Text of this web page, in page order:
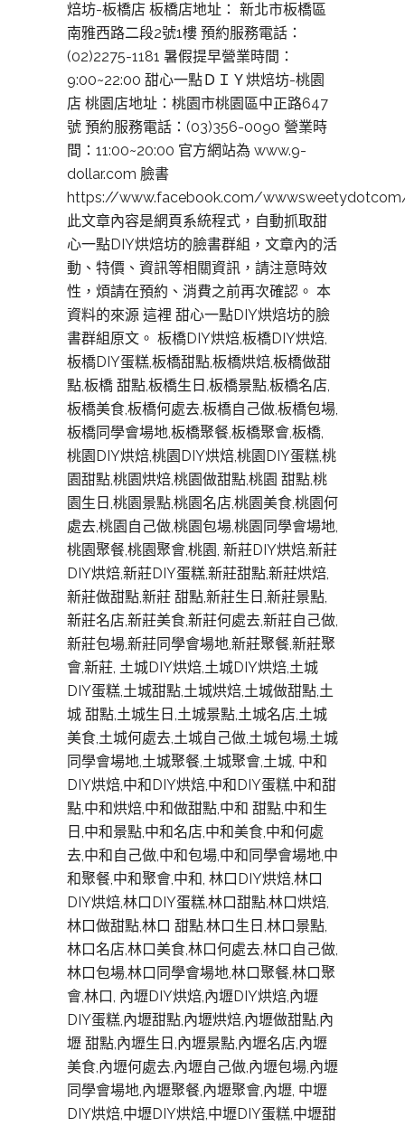
焙坊-板橋店 板橋店地址： 新北市板橋區
南雅西路二段2號1樓 預約服務電話：
(02)2275-1181 暑假提早營業時間：
9:00~22:00 甜心一點ＤＩＹ烘焙坊-桃園
店 桃園店地址：桃園市桃園區中正路647
號 預約服務電話：(03)356-0090 營業時
間：11:00~20:00 官方網站為 www.9-
dollar.com 臉書
https://www.facebook.com/
此文章內容是網頁系統程式，自動抓取甜
心一點DIY烘焙坊的臉書群組，文章內的活
動、特價、資訊等相關資訊，請注意時效
性，煩請在預約、消費之前再次確認。 本
資料的來源 這裡 甜心一點DIY烘焙坊的臉
書群組原文。 板橋DIY烘焙,板橋DIY烘焙,
板橋DIY蛋糕,板橋甜點,板橋烘焙,板橋做甜
點,板橋 甜點,板橋生日,板橋景點,板橋名店,
板橋美食,板橋何處去,板橋自己做,板橋包場,
板橋同學會場地,板橋聚餐,板橋聚會,板橋,
桃園DIY烘焙,桃園DIY烘焙,桃園DIY蛋糕,桃
園甜點,桃園烘焙,桃園做甜點,桃園 甜點,桃
園生日,桃園景點,桃園名店,桃園美食,桃園何
處去,桃園自己做,桃園包場,桃園同學會場地,
桃園聚餐,桃園聚會,桃園, 新莊DIY烘焙,新莊
DIY烘焙,新莊DIY蛋糕,新莊甜點,新莊烘焙,
新莊做甜點,新莊 甜點,新莊生日,新莊景點,
新莊名店,新莊美食,新莊何處去,新莊自己做,
新莊包場,新莊同學會場地,新莊聚餐,新莊聚
會,新莊, 土城DIY烘焙,土城DIY烘焙,土城
DIY蛋糕,土城甜點,土城烘焙,土城做甜點,土
城 甜點,土城生日,土城景點,土城名店,土城
美食,土城何處去,土城自己做,土城包場,土城
同學會場地,土城聚餐,土城聚會,土城, 中和
DIY烘焙,中和DIY烘焙,中和DIY蛋糕,中和甜
點,中和烘焙,中和做甜點,中和 甜點,中和生
日,中和景點,中和名店,中和美食,中和何處
去,中和自己做,中和包場,中和同學會場地,中
和聚餐,中和聚會,中和, 林口DIY烘焙,林口
DIY烘焙,林口DIY蛋糕,林口甜點,林口烘焙,
林口做甜點,林口 甜點,林口生日,林口景點,
林口名店,林口美食,林口何處去,林口自己做,
林口包場,林口同學會場地,林口聚餐,林口聚
會,林口, 內壢DIY烘焙,內壢DIY烘焙,內壢
DIY蛋糕,內壢甜點,內壢烘焙,內壢做甜點,內
壢 甜點,內壢生日,內壢景點,內壢名店,內壢
美食,內壢何處去,內壢自己做,內壢包場,內壢
同學會場地,內壢聚餐,內壢聚會,內壢, 中壢
DIY烘焙,中壢DIY烘焙,中壢DIY蛋糕,中壢甜